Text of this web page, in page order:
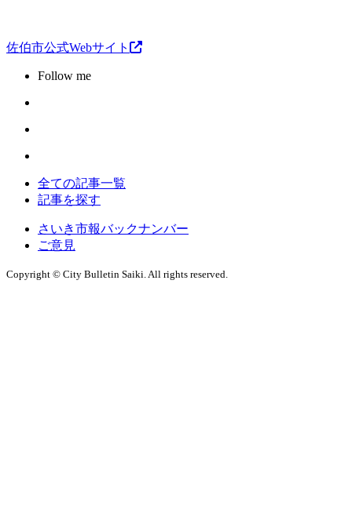
佐伯市公式Webサイト
Follow me
全ての記事一覧
記事を探す
さいき市報バックナンバー
ご意見
Copyright © City Bulletin Saiki. All rights reserved.